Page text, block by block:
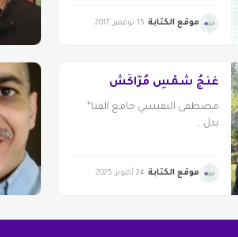
موقع الكتابة 15 نوفمبر 2017
غَنَجُ شَمْسِ مُرَّاكُش
مصطفى النفيسي جامع الفنا*
بدل...
موقع الكتابة 24 أكتوبر 2025